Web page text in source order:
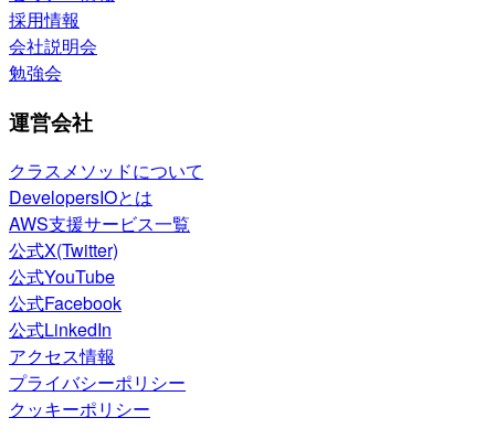
採用情報
会社説明会
勉強会
運営会社
クラスメソッドについて
DevelopersIOとは
AWS支援サービス一覧
公式X(Twitter)
公式YouTube
公式Facebook
公式LinkedIn
アクセス情報
プライバシーポリシー
クッキーポリシー